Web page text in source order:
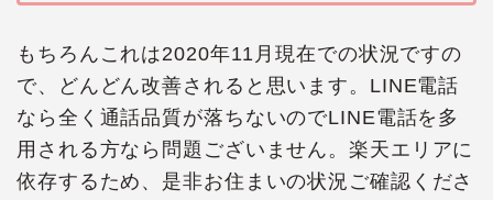
もちろんこれは2020年11月現在での状況ですの
で、どんどん改善されると思います。LINE電話
なら全く通話品質が落ちないのでLINE電話を多
用される方なら問題ございません。楽天エリアに
依存するため、是非お住まいの状況ご確認くださ